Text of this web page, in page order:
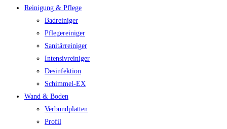
Reinigung & Pflege
Badreiniger
Pflegereiniger
Sanitärreiniger
Intensivreiniger
Desinfektion
Schimmel-EX
Wand & Boden
Verbundplatten
Profil